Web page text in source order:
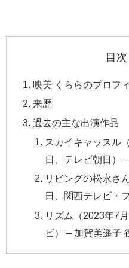
目次
映美 くららのプロフ
来歴
過去の主な出演作品
スカイキャッスル
日、テレビ朝日）
リビングの松永さ
日、関西テレビ・
リズム（2023年7
ビ） – 加賀美遥子